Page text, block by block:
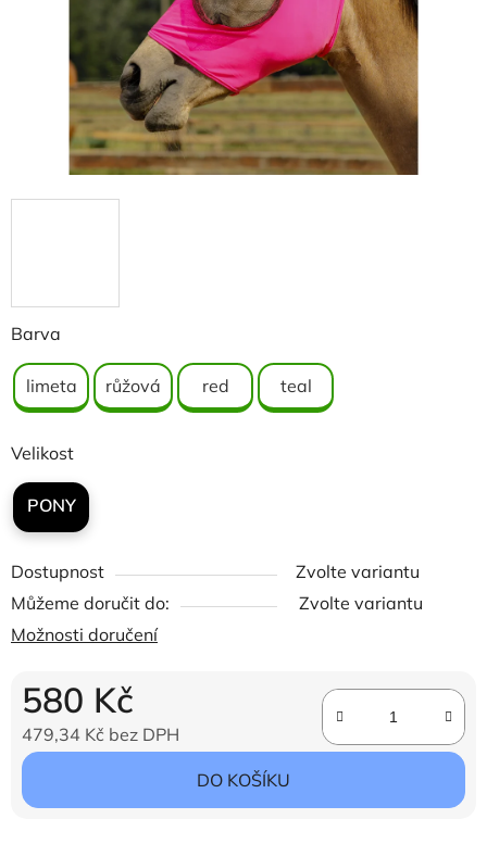
Barva
limeta růžová red teal
Velikost
PONY
Dostupnost
Zvolte variantu
Můžeme doručit do:
Zvolte variantu
Možnosti doručení
580 Kč
479,34 Kč bez DPH
Měrná cena:
DO KOŠÍKU